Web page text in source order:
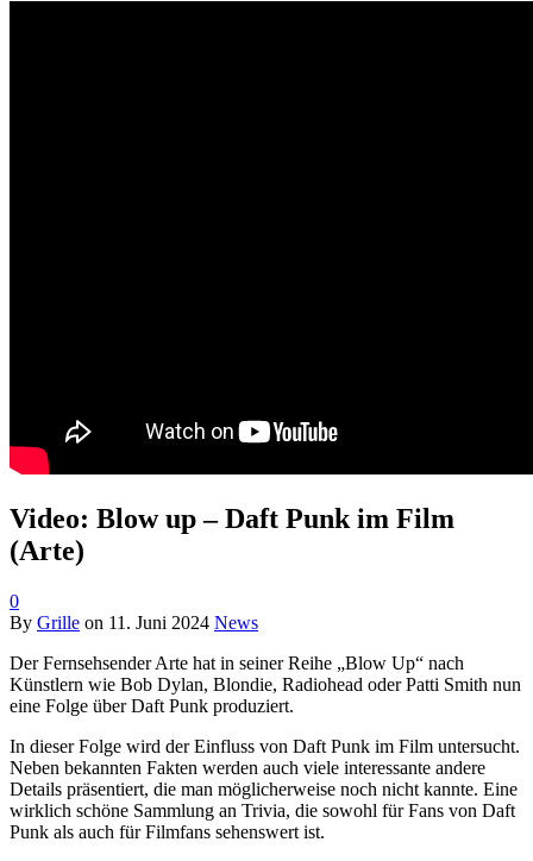
Video: Blow up – Daft Punk im Film
(Arte)
0
By Grille on 11. Juni 2024 News
Der Fernsehsender Arte hat in seiner Reihe „Blow Up“ nach
Künstlern wie Bob Dylan, Blondie, Radiohead oder Patti Smith nun
eine Folge über Daft Punk produziert.
In dieser Folge wird der Einfluss von Daft Punk im Film untersucht.
Neben bekannten Fakten werden auch viele interessante andere
Details präsentiert, die man möglicherweise noch nicht kannte. Eine
wirklich schöne Sammlung an Trivia, die sowohl für Fans von Daft
Punk als auch für Filmfans sehenswert ist.